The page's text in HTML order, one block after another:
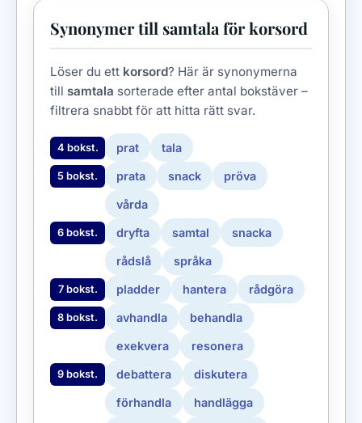
Synonymer till samtala för korsord
Löser du ett korsord? Här är synonymerna
till samtala sorterade efter antal bokstäver –
filtrera snabbt för att hitta rätt svar.
4 bokst. prat tala
5 bokst. prata snack pröva
vårda
6 bokst. dryfta samtal snacka
rådslå språka
7 bokst. pladder hantera rådgöra
8 bokst. avhandla behandla
exekvera resonera
9 bokst. debattera diskutera
förhandla handlägga